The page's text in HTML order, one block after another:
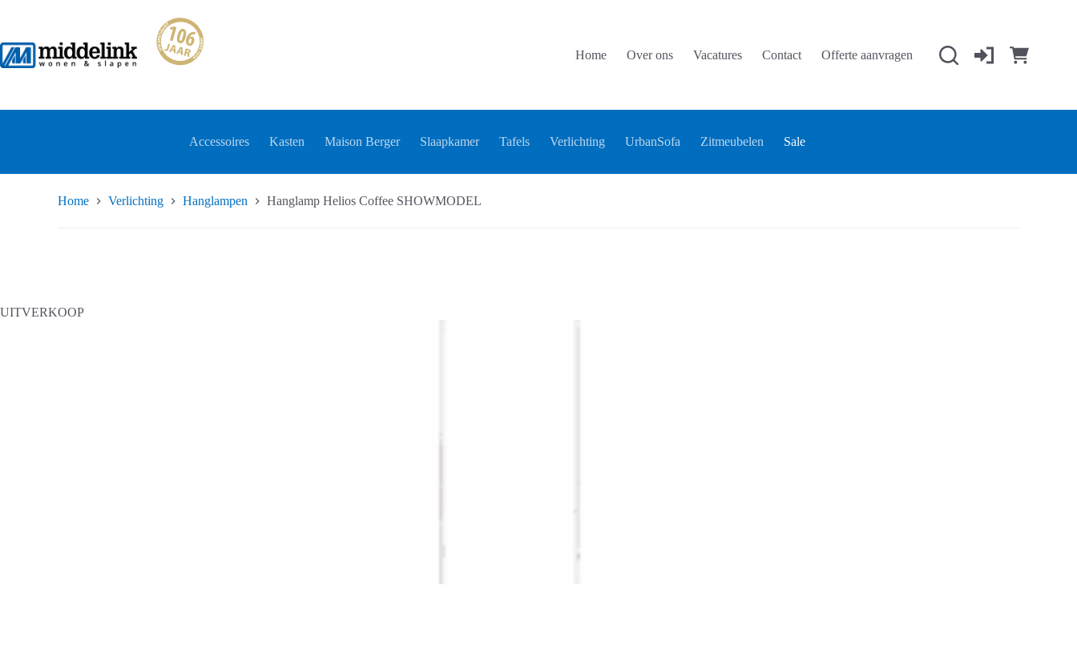
inhoud
Home Over ons Vacatures Contact Offerte aanvragen
Accessoires Kasten Maison Berger Slaapkamer Tafels Verlichting UrbanSofa Zitmeubelen Sale
Home Verlichting Hanglampen Hanglamp Helios Coffee SHOWMODEL
UITVERKOOP